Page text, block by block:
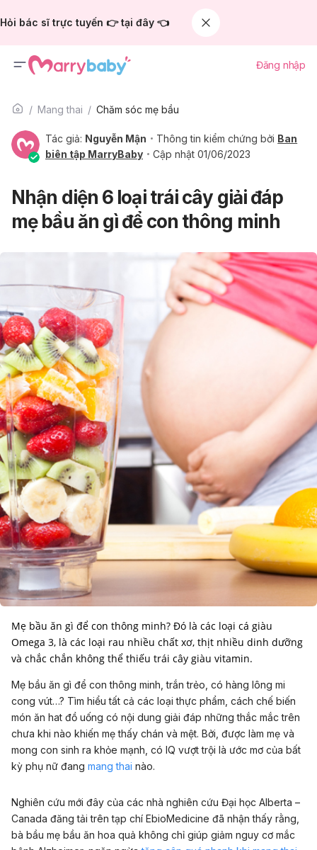
Hỏi bác sĩ trực tuyến 👉 tại đây 👈
Đăng nhập
Mang thai Chăm sóc mẹ bầu
Tác giả: Nguyễn Mận Thông tin kiểm chứng bởi Ban
biên tập MarryBaby
Cập nhật 01/06/2023
Nhận diện 6 loại trái cây giải đáp
mẹ bầu ăn gì để con thông minh
Mẹ bầu ăn gì để con thông minh? Đó là các loại cá giàu
Omega 3, là các loại rau nhiều chất xơ, thịt nhiều dinh dưỡng
và chắc chắn không thể thiếu trái cây giàu vitamin.
Mẹ bầu ăn gì để con thông minh, trắn trẻo, có hàng lông mi
cong vút…? Tìm hiểu tất cả các loại thực phẩm, cách chế biến
món ăn hat đồ uống có nội dung giải đáp những thắc mắc trên
chưa khi nào khiến mẹ thấy chán và mệt. Bởi, được làm mẹ và
mong con sinh ra khỏe mạnh, có IQ vượt trội là ước mơ của bất
kỳ phụ nữ đang mang thai nào.
Nghiên cứu mới đây của các nhà nghiên cứu Đại học Alberta –
Canada đăng tải trên tạp chí EbioMedicine đã nhận thấy rằng,
bà bầu mẹ bầu ăn hoa quả không chỉ giúp giảm nguy cơ mắc